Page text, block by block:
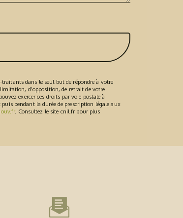
dans le seul but de répondre à votre
d’opposition, de retrait de votre
exercer ces droits par voie postale à
pendant la durée de prescription légale aux
. Consultez le site cnil.fr pour plus